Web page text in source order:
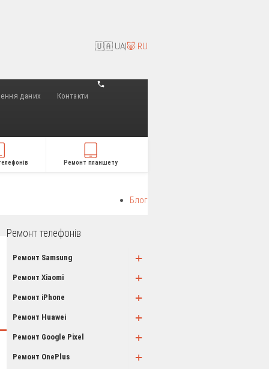
🇺🇦 UA|🐷 RU
даних Контакти
Ремонт планшету
Блог
Ремонт телефонів
Ремонт Samsung +
Ремонт Xiaomi +
Ремонт iPhone +
Ремонт Huawei +
Ремонт Google Pixel +
Ремонт OnePlus +